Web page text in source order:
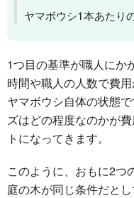
ヤマボウシ1本あたり
1つ目の基準が職人にか
時間や職人の人数で費
ヤマボウシ自体の状態
ズはどの程度なのかが
トになってきます。
このように、おもに2つ
庭の木が同じ条件だと